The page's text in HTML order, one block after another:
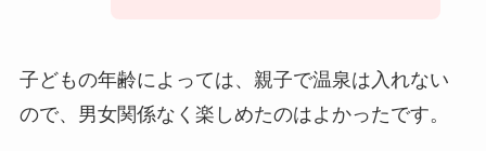
子どもの年齢によっては、親子で温泉は入れない
ので、男女関係なく楽しめたのはよかったです。